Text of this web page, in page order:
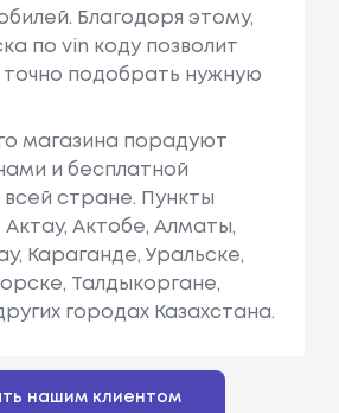
Благодоря этому,
по vin коду позволит
подобрать нужную
магазина порадуют
и бесплатной
стране. Пункты
Актау, Актобе, Алматы,
Караганде, Уральске,
Талдыкоргане,
городах Казахстана.
нашим клиентом